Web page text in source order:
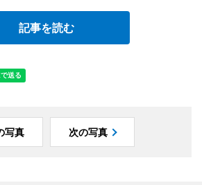
記事を読む
写真 次の写真